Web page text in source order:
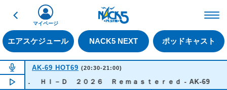
戻る
エアスケジュール NACK5 NEXT ポッドキャスト
マイページ
NOW ON AIR
AK-69 HOT69 (20:30-21:00)
NOW PLAYING20:32
ｔ． ＨＩ－Ｄ ２０２６ Ｒｅｍａｓｔｅｒｅｄ - AK-69